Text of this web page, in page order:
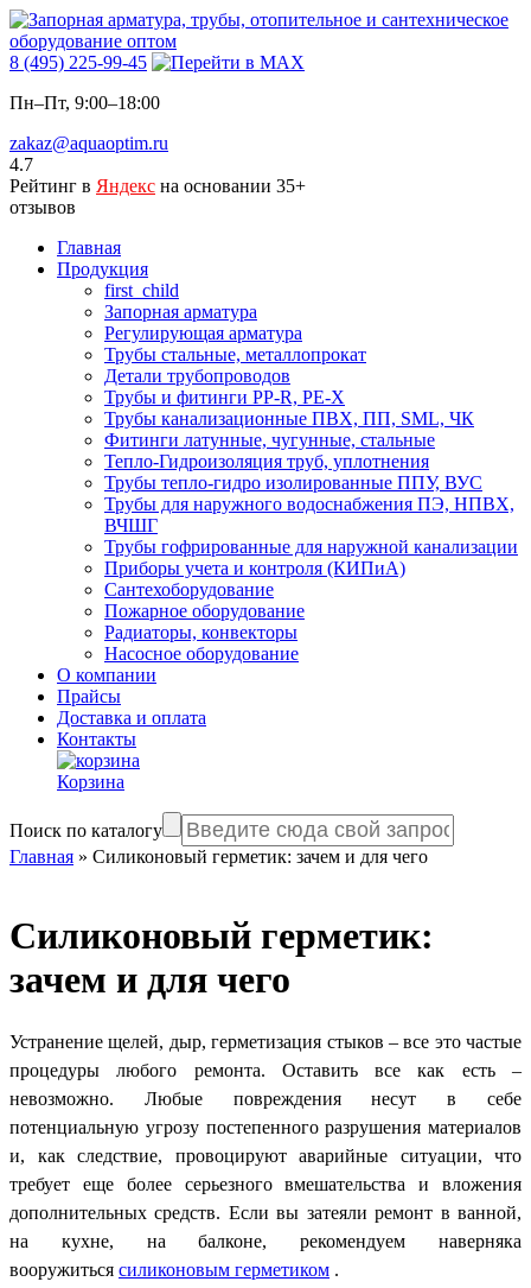
8 (495) 225-99-45
Пн–Пт, 9:00–18:00
zakaz@aquaoptim.ru
4.7
Рейтинг в Яндекс на основании 35+
отзывов
Главная
Продукция
first_child
Запорная арматура
Регулирующая арматура
Трубы стальные, металлопрокат
Детали трубопроводов
Трубы и фитинги PP-R, PE-X
Трубы канализационные ПВХ, ПП, SML, ЧК
Фитинги латунные, чугунные, стальные
Тепло-Гидроизоляция труб, уплотнения
Трубы тепло-гидро изолированные ППУ, ВУС
Трубы для наружного водоснабжения ПЭ, НПВХ,
ВЧШГ
Трубы гофрированные для наружной канализации
Приборы учета и контроля (КИПиА)
Сантехоборудование
Пожарное оборудование
Радиаторы, конвекторы
Насосное оборудование
О компании
Прайсы
Доставка и оплата
Контакты
Корзина
Поиск по каталогу
Главная » Силиконовый герметик: зачем и для чего
Силиконовый герметик:
зачем и для чего
Устранение щелей, дыр, герметизация стыков – все это частые
процедуры любого ремонта. Оставить все как есть –
невозможно. Любые повреждения несут в себе
потенциальную угрозу постепенного разрушения материалов
и, как следствие, провоцируют аварийные ситуации, что
требует еще более серьезного вмешательства и вложения
дополнительных средств. Если вы затеяли ремонт в ванной,
на кухне, на балконе, рекомендуем наверняка
вооружиться силиконовым герметиком .